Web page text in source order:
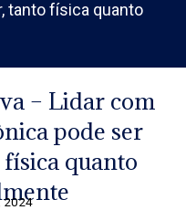
tanto física quanto
– Lidar com
pode ser
quanto
2024